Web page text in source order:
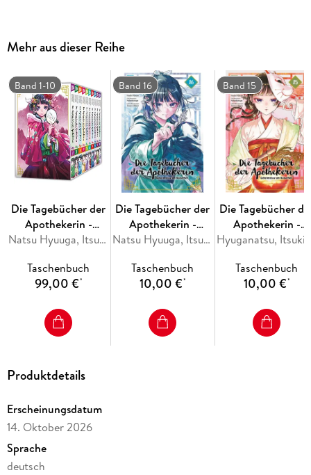
entfernten Sommerpalast eingeladen - doch wer weiß,
welche Gefahren dort auf ihn warten? Ein Tod durch
Pilzvergiftung, das Geheimnis eines Schreins, der Fluch, der
auf dem verstorbenen Kaiser lastete - all diese Fälle muss
Maomao lösen. Nebenbei deckt sie auch noch ein Mysterium
um den schönen Eunuch Jinshi auf . . .
Mehr aus dieser Reihe
Band 1-10
Die Tagebücher der
Apothekerin -
Geheimnisse am
Schuber
Natsu Hyuuga, Itsuki Nanao
Taschenbuch
99,00 €*
Band 16
Die Tagebücher der
Apothekerin -
Geheimnisse amNatsu Hyuuga, Itsuki Nanao
Taschenbuch
10,00 €*
Band 15
Die Tagebücher
Apothekerin -
Geheimnisse am
Taschenbuch
10,00 €*
Produktdetails
Erscheinungsdatum
14. Oktober 2026
Sprache
deutsch